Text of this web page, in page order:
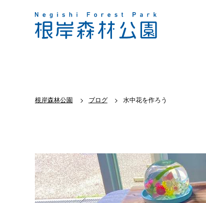
根岸森林公園 ブログ 水中花を作ろう